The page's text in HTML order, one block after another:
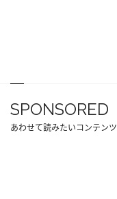
SPONSORED
あわせて読みたいコンテンツ